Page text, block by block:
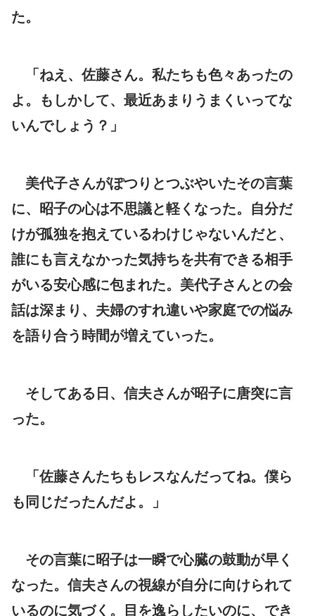
た。
「ねえ、佐藤さん。私たちも色々あったの
よ。もしかして、最近あまりうまくいってな
いんでしょう？」
美代子さんがぽつりとつぶやいたその言葉
に、昭子の心は不思議と軽くなった。自分だ
けが孤独を抱えているわけじゃないんだと、
誰にも言えなかった気持ちを共有できる相手
がいる安心感に包まれた。美代子さんとの会
話は深まり、夫婦のすれ違いや家庭での悩み
を語り合う時間が増えていった。
そしてある日、信夫さんが昭子に唐突に言
った。
「佐藤さんたちもレスなんだってね。僕ら
も同じだったんだよ。」
その言葉に昭子は一瞬で心臓の鼓動が早く
なった。信夫さんの視線が自分に向けられて
いるのに気づく。目を逸らしたいのに、でき